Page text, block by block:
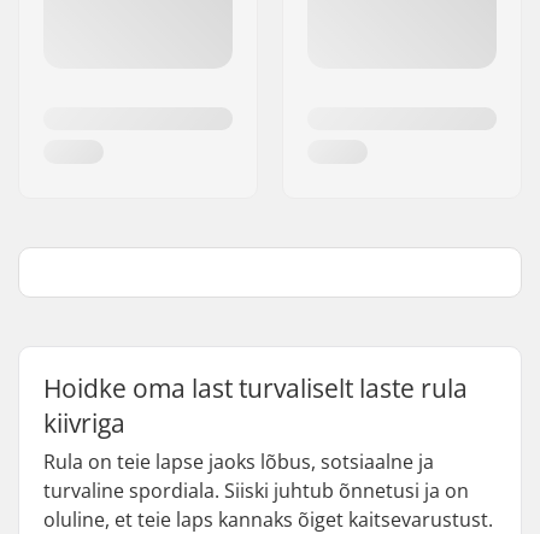
Hoidke oma last turvaliselt laste rula
kiivriga
Rula on teie lapse jaoks lõbus, sotsiaalne ja
turvaline spordiala. Siiski juhtub õnnetusi ja on
oluline, et teie laps kannaks õiget kaitsevarustust.